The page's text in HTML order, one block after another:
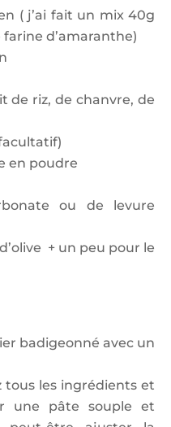
( j’ai fait un mix 40g
d’amaranthe)
de riz, de chanvre, de
en poudre
ou de levure
+ un peu pour le
badigeonné avec un
tous les ingrédients et
une pâte souple et